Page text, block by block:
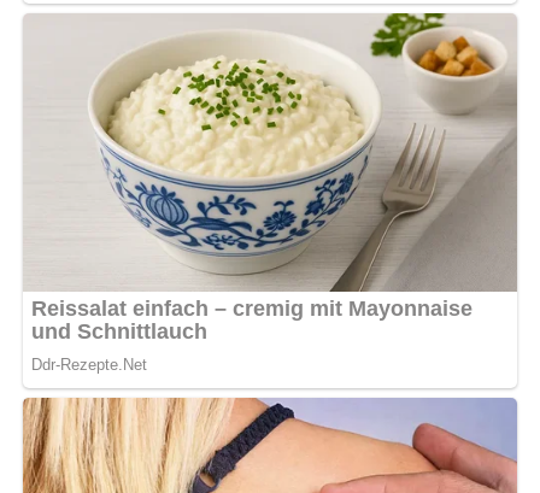
Gemisch übergießen. Die Charlotte in der Backröhre
Nach: Speisen mit Brot, Verlag MIR Moskau & VEB Fachbuchverlag Leipzig, DDR,
Abonniere jetzt unseren Newsletter!
Jetzt Sterne vergeben – Rezept
bewerten